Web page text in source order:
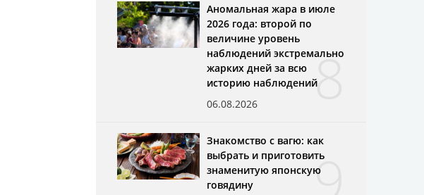
8
Аномальная жара в июле
2026 года: второй по
величине уровень
наблюдений экстремально
жарких дней за всю
историю наблюдений
06.08.2026
9
Знакомство с вагю: как
выбрать и приготовить
знаменитую японскую
говядину